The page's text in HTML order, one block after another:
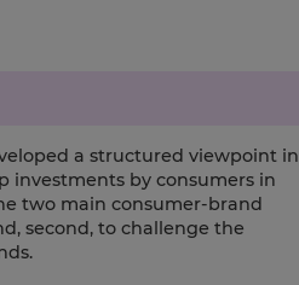
a structured viewpoint in
investments by consumers in
two main consumer-brand
second, to challenge the